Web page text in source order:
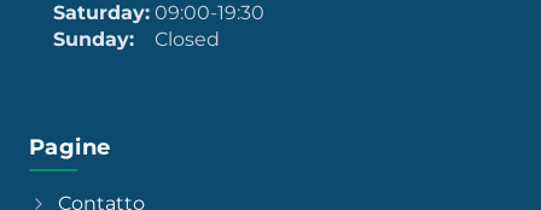
Saturday: 09:00-19:30
Sunday:
Closed
Pagine
Contatto